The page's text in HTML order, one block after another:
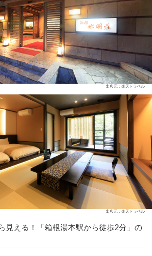
出典元：楽天トラベル
出典元：楽天トラベル
見える！「箱根湯本駅から徒歩2分」の